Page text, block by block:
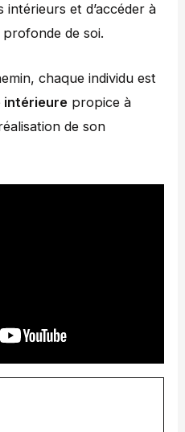
et d’accéder à
de soi.
chaque individu est
intérieure propice à
de son